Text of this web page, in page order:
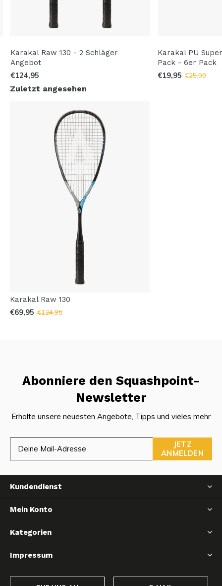
Karakal Raw 130 - 2 Schläger
Angebot
€124,95
Karakal PU
Pack - 6er Pack
€19,95 €25,00
Zuletzt angesehen
Karakal Raw 130
€69,95 €124,95
Abonniere den Squashpoint-
Newsletter
Erhalte unsere neuesten Angebote, Tipps und vieles mehr
JETZ
ANMELDEN
Kundendienst
Mein Konto
Kategorien
Impressum